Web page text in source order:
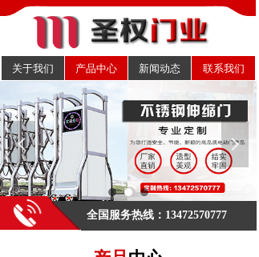
欢迎来到圣权门业官方网站！
넳 넲
关于我们
.
产品中心
全国服务热线：13472570777
新闻动态 联系我们